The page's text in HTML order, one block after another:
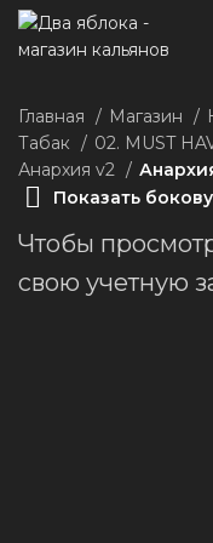
Главная Магазин
Табак
02. MUST
Анархия v2
Показать
Чтобы
свою учетную